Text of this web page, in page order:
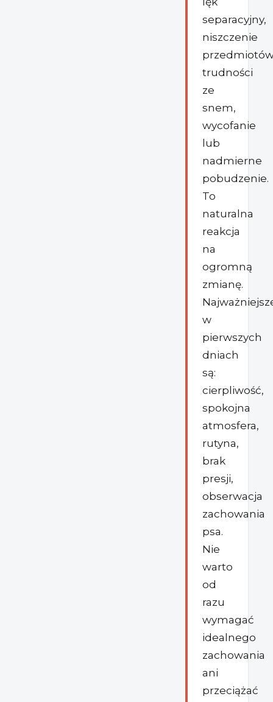
separacyjny,
niszczenie
trudności
ze
snem,
wycofanie
lub
nadmierne
pobudzenie.
To
naturalna
reakcja
na
ogromną
zmianę.
w
pierwszych
dniach
są:
cierpliwość,
spokojna
atmosfera,
rutyna,
brak
presji,
obserwacja
zachowania
psa.
Nie
warto
od
razu
wymagać
idealnego
zachowania
ani
przeciążać